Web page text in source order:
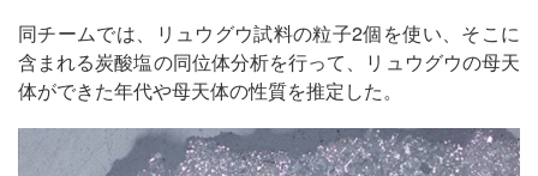
同チームでは、リュウグウ試料の粒子2個を使い、そこに
含まれる炭酸塩の同位体分析を行って、リュウグウの母天
体ができた年代や母天体の性質を推定した。